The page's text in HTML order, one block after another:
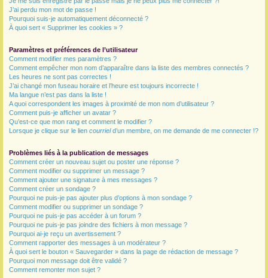
J’ai perdu mon mot de passe !
Pourquoi suis-je automatiquement déconnecté ?
À quoi sert « Supprimer les cookies » ?
Paramètres et préférences de l’utilisateur
Comment modifier mes paramètres ?
Comment empêcher mon nom d’apparaître dans la liste des membres connectés ?
Les heures ne sont pas correctes !
J’ai changé mon fuseau horaire et l’heure est toujours incorrecte !
Ma langue n’est pas dans la liste !
A quoi correspondent les images à proximité de mon nom d’utilisateur ?
Comment puis-je afficher un avatar ?
Qu’est-ce que mon rang et comment le modifier ?
Lorsque je clique sur le lien courrield’un membre, on me demande de me connecter !?
Problèmes liés à la publication de messages
Comment créer un nouveau sujet ou poster une réponse ?
Comment modifier ou supprimer un message ?
Comment ajouter une signature à mes messages ?
Comment créer un sondage ?
Pourquoi ne puis-je pas ajouter plus d’options à mon sondage ?
Comment modifier ou supprimer un sondage ?
Pourquoi ne puis-je pas accéder à un forum ?
Pourquoi ne puis-je pas joindre des fichiers à mon message ?
Pourquoi ai-je reçu un avertissement ?
Comment rapporter des messages à un modérateur ?
À quoi sert le bouton « Sauvegarder » dans la page de rédaction de message ?
Pourquoi mon message doit être validé ?
Comment remonter mon sujet ?